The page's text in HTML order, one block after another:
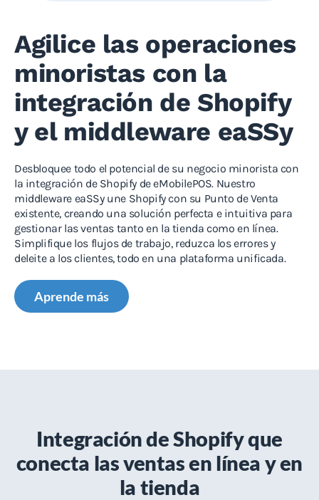
Agilice las operaciones
minoristas con la
integración de Shopify
y el middleware eaSSy
Desbloquee todo el potencial de su negocio minorista con
la integración de Shopify de eMobilePOS. Nuestro
middleware eaSSy une Shopify con su Punto de Venta
existente, creando una solución perfecta e intuitiva para
gestionar las ventas tanto en la tienda como en línea.
Simplifique los flujos de trabajo, reduzca los errores y
deleite a los clientes, todo en una plataforma unificada.
Aprende más
Integración de Shopify que
conecta las ventas en línea y en
la tienda